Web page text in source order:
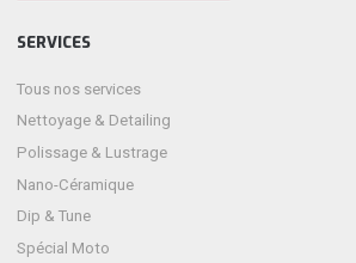
SERVICES
Tous nos services
Nettoyage & Detailing
Polissage & Lustrage
Nano-Céramique
Dip & Tune
Spécial Moto